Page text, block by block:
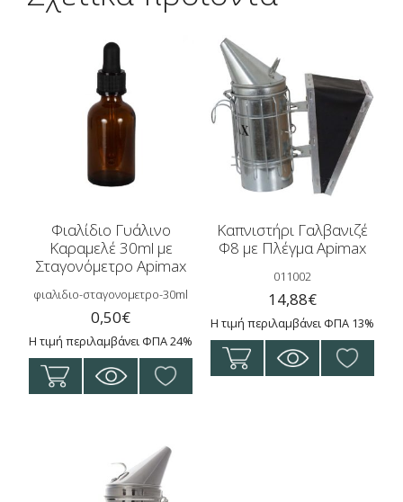
Φιαλίδιο Γυάλινο
Καραμελέ 30ml με
Σταγονόμετρο Apimax
φιαλιδιο-σταγονομετρο-30ml
0,50€
Η τιμή περιλαμβάνει ΦΠΑ 24%
Καπνιστήρι Γαλβανιζέ
Φ8 με Πλέγμα Apimax
011002
14,88€
Η τιμή περιλαμβάνει ΦΠΑ 13%